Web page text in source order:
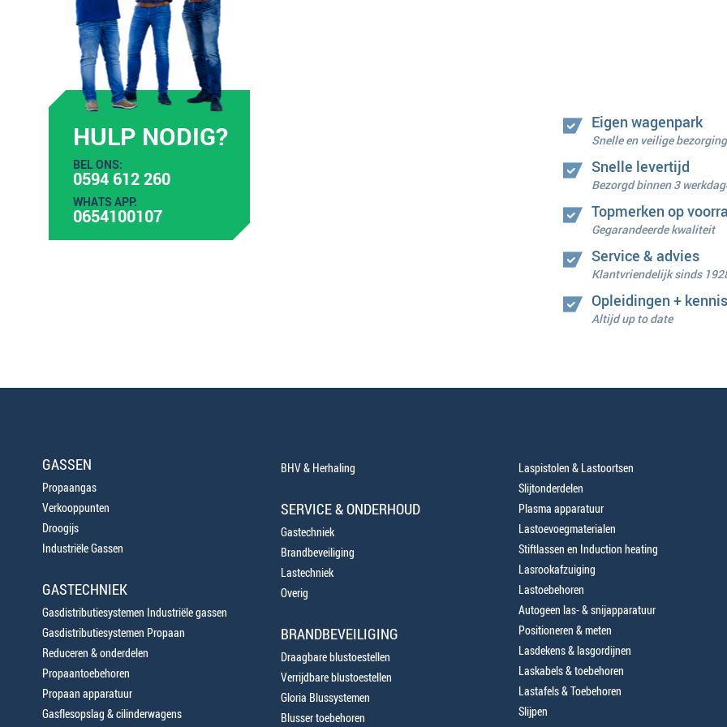
HULP NODIG?
BEL ONS:
0594 612 260
WHATS APP:
0654100107
Eigen wagenpark
Snelle en veilige bezorging
Snelle levertijd
Bezorgd binnen 3
Topmerken op
Gegarandeerde kwaliteit
Service & advies
Klantvriendelijk sinds
Opleidingen + kennis
Altijd up to date
GASSEN
Propaangas
Verkooppunten
Droogijs
Industriële Gassen
GASTECHNIEK
Gasdistributiesystemen Industriële gassen
Gasdistributiesystemen Propaan
Reduceren & onderdelen
Propaantoebehoren
Propaan apparatuur
Gasflesopslag & cilinderwagens
BHV & Herhaling
SERVICE & ONDERHOUD
Gastechniek
Brandbeveiliging
Lastechniek
Overig
BRANDBEVEILIGING
Draagbare blustoestellen
Verrijdbare blustoestellen
Gloria Blussystemen
Blusser toebehoren
Laspistolen & Lastoortsen
Slijtonderdelen
Plasma apparatuur
Lastoevoegmaterialen
Stiftlassen en Induction heating
Lasrookafzuiging
Lastoebehoren
Autogeen las- & snijapparatuur
Positioneren & meten
Lasdekens & lasgordijnen
Laskabels & toebehoren
Lastafels & Toebehoren
Slijpen